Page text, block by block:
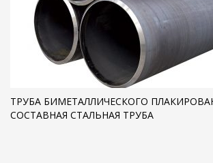
ТРУБА БИМЕТАЛЛИЧЕСКОГО
СОСТАВНАЯ СТАЛЬНАЯ ТРУБА